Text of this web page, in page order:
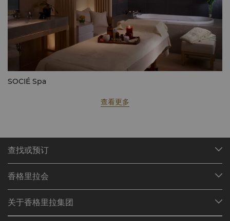
SOCIÉ Spa
查看更多
查找或预订
查找预订
餐厅与酒吧
香格里拉会
加入香格里拉会
关于香格里拉集团